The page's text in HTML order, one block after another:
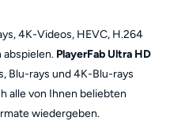
4K-Videos, HEVC, H.264
abspielen. PlayerFab Ultra HD
Blu-rays und 4K-Blu-rays
alle von Ihnen beliebten
wiedergeben.